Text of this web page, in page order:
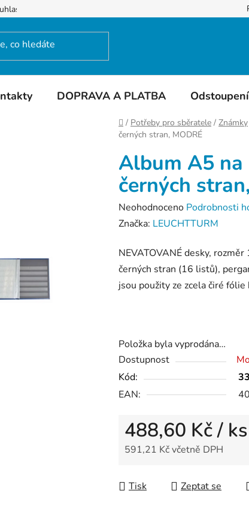
se zpracováním osobních údajů
DOPRAVA A PLATBA
Domů
/ Potřeby pro sběratele / Známky
černých stran, MODRÉ
Album A5 na
černých
Průměrné
hodnocení
je
0,0
z
Neohodnoceno Podrobnosti
Značka: LEUCHTTURM
NEVATOVANÉ desky,
černých stran (16 listů),
jsou použity ze zcela čiré fólie
Položka byla vyprodána…
Dostupnost
Kód:
EAN:
488,60 Kč/ ks
591,21 Kč včetně DPH
Tisk
Zeptat se